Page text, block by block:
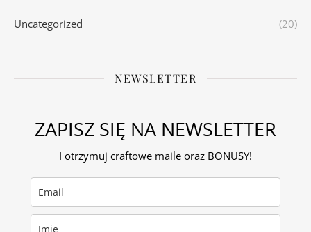
Uncategorized (20)
NEWSLETTER
ZAPISZ SIĘ NA NEWSLETTER
I otrzymuj craftowe maile oraz BONUSY!